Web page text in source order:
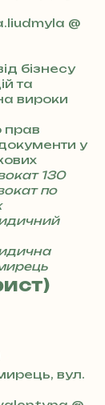
@
бізнесу
та
вироки
прав
документи у
130
по
вул.